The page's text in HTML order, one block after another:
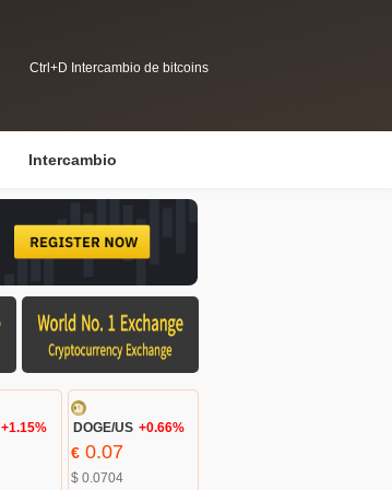
Ctrl+D Intercambio de bitcoins
Intercambio
+1.15% DOGE/US +0.66%
€ 0.07
$ 0.0704